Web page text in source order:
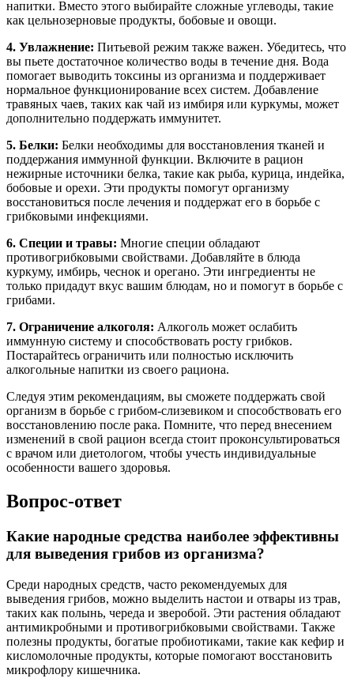
напитки. Вместо этого выбирайте сложные углеводы, такие
как цельнозерновые продукты, бобовые и овощи.
4. Увлажнение: Питьевой режим также важен. Убедитесь, что
вы пьете достаточное количество воды в течение дня. Вода
помогает выводить токсины из организма и поддерживает
нормальное функционирование всех систем. Добавление
травяных чаев, таких как чай из имбиря или куркумы, может
дополнительно поддержать иммунитет.
5. Белки: Белки необходимы для восстановления тканей и
поддержания иммунной функции. Включите в рацион
нежирные источники белка, такие как рыба, курица, индейка,
бобовые и орехи. Эти продукты помогут организму
восстановиться после лечения и поддержат его в борьбе с
грибковыми инфекциями.
6. Специи и травы: Многие специи обладают
противогрибковыми свойствами. Добавляйте в блюда
куркуму, имбирь, чеснок и орегано. Эти ингредиенты не
только придадут вкус вашим блюдам, но и помогут в борьбе с
грибами.
7. Ограничение алкоголя: Алкоголь может ослабить
иммунную систему и способствовать росту грибков.
Постарайтесь ограничить или полностью исключить
алкогольные напитки из своего рациона.
Следуя этим рекомендациям, вы сможете поддержать свой
организм в борьбе с грибом-слизевиком и способствовать его
восстановлению после рака. Помните, что перед внесением
изменений в свой рацион всегда стоит проконсультироваться
с врачом или диетологом, чтобы учесть индивидуальные
особенности вашего здоровья.
Вопрос-ответ
Какие народные средства наиболее эффективны
для выведения грибов из организма?
Среди народных средств, часто рекомендуемых для
выведения грибов, можно выделить настои и отвары из трав,
таких как полынь, череда и зверобой. Эти растения обладают
антимикробными и противогрибковыми свойствами. Также
полезны продукты, богатые пробиотиками, такие как кефир и
кисломолочные продукты, которые помогают восстановить
микрофлору кишечника.